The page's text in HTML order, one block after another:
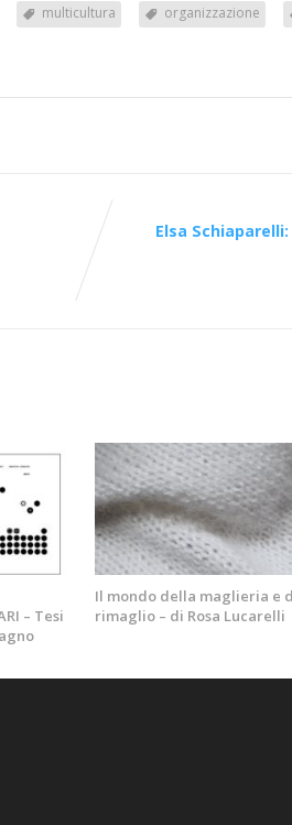
multicultura organizzazione
Elsa
– Tesi
Il mondo della maglieria e
rimaglio – di Rosa Lucarelli